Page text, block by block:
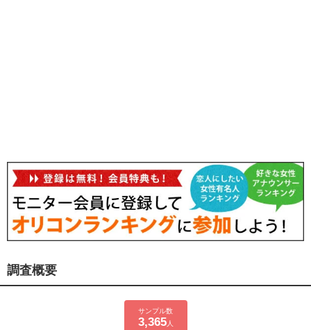
調査概要
サンプル数
3,365人